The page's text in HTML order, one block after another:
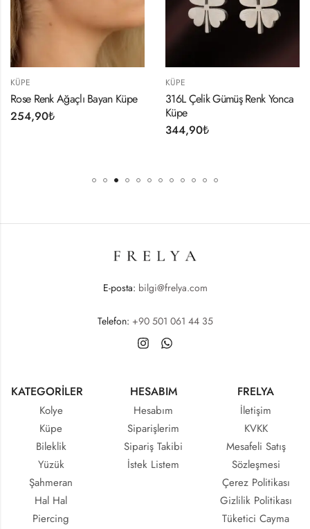
KÜPE
Rose Renk Ağaçlı Bayan Küpe
254,90₺
KÜPE
316L Çelik Gümüş Renk Yonca
Küpe
344,90₺
E-posta: bilgi@frelya.com
Telefon: +90 501 061 44 35
KATEGORİLER
Kolye
Küpe
Bileklik
Yüzük
Şahmeran
Hal Hal
Piercing
HESABIM
Hesabım
Siparişlerim
Sipariş Takibi
İstek Listem
FRELYA
İletişim
KVKK
Mesafeli Satış
Sözleşmesi
Çerez Politikası
Gizlilik Politikası
Tüketici Cayma